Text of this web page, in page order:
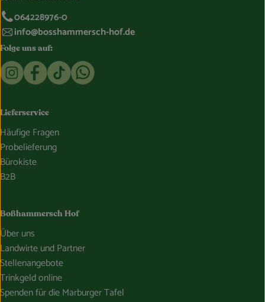
064228976-0
info@bosshammersch-hof.de
Folge uns auf:
Externer Link zu https://www.instagram.com/
Externer Link zu https://www.facebook.com/
Externer Link zu https://www.tiktok.com/
Externer Link zu https://whatsapp.com/
Lieferservice
Häufige Fragen
Probelieferung
Bürokiste
B2B
Boßhammersch Hof
Über uns
Landwirte und Partner
Stellenangebote
Trinkgeld online
Spenden für die Marburger Tafel